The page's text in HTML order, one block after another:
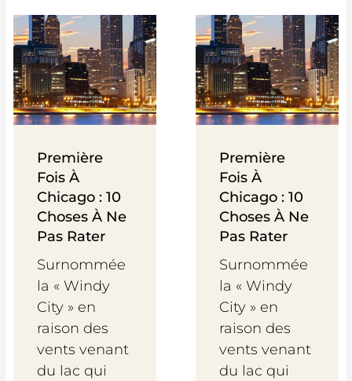
Première
Fois À
Chicago : 10
Choses À Ne
Pas Rater
Surnommée
la « Windy
City » en
raison des
vents venant
du lac qui
Première
Fois À
Chicago : 10
Choses À Ne
Pas Rater
Surnommée
la « Windy
City » en
raison des
vents venant
du lac qui